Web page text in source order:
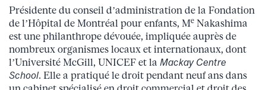
Présidente du conseil d’administration de la Fondation
de l’Hôpital de Montréal pour enfants, Me Nakashima
est une philanthrope dévouée, impliquée auprès de
nombreux organismes locaux et internationaux, dont
l’Université McGill, UNICEF et la Mackay Centre
School. Elle a pratiqué le droit pendant neuf ans dans